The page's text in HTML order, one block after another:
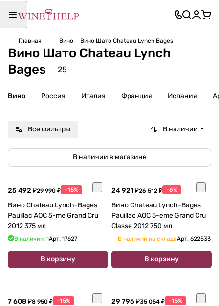
Главная Вино Вино Шато Chateau Lynch Bages
Вино Шато Chateau Lynch
Bages
25
Вино Россия Италия Франция Испания
Все фильтры В наличии
В наличии в магазине
25 492 ₽29 990 ₽ -15%
Вино Chateau Lynch-Bages
Pauillac AOC 5-me Grand Cru
2012 375 мл
В наличии: 1Арт. 17627
В корзину
24 921 ₽26 512 ₽ -6%
Вино Chateau Lynch-Bages
Pauillac AOC 5-eme Grand Cru
Classe 2012 750 мл
В наличии на складеАрт. 622533
В корзину
7 608 ₽8 950 ₽ -15% 29 796 ₽35 054 ₽ -15%